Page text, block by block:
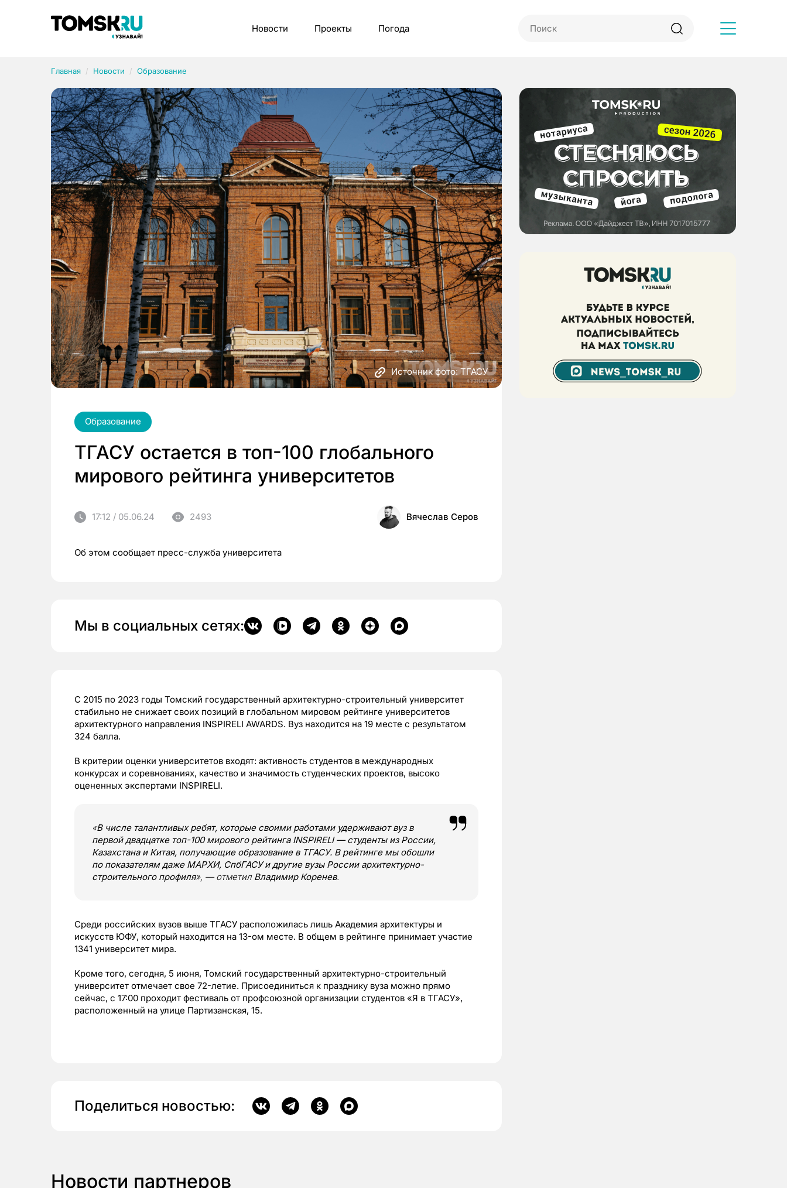
Новости Проекты Погода
Главная Новости Образование
Источник фото: ТГАСУ
Образование
ТГАСУ остается в топ-100 глобального
мирового рейтинга университетов
17:12 / 05.06.24 2493 Вячеслав Серов
Об этом сообщает пресс-служба университета
Мы в социальных сетях:
С 2015 по 2023 годы Томский государственный архитектурно-строительный университет
стабильно не снижает своих позиций в глобальном мировом рейтинге университетов
архитектурного направления INSPIRELI AWARDS. Вуз находится на 19 месте с результатом
324 балла.
В критерии оценки университетов входят: активность студентов в международных
конкурсах и соревнованиях, качество и значимость студенческих проектов, высоко
оцененных экспертами INSPIRELI.
«В числе талантливых ребят, которые своими работами удерживают вуз в
первой двадцатке топ-100 мирового рейтинга INSPIRELI — студенты из России,
Казахстана и Китая, получающие образование в ТГАСУ. В рейтинге мы обошли
по показателям даже МАРХИ, СпбГАСУ и другие вузы России архитектурно-
строительного профиля», — отметил Владимир Коренев.
Среди российских вузов выше ТГАСУ расположилась лишь Академия архитектуры и
искусств ЮФУ, который находится на 13-ом месте. В общем в рейтинге принимает участие
1341 университет мира.
Кроме того, сегодня, 5 июня, Томский государственный архитектурно-строительный
университет отмечает свое 72-летие. Присоединиться к празднику вуза можно прямо
сейчас, с 17:00 проходит фестиваль от профсоюзной организации студентов «Я в ТГАСУ»,
расположенный на улице Партизанская, 15.
Поделиться новостью:
Новости партнеров
Рубрики